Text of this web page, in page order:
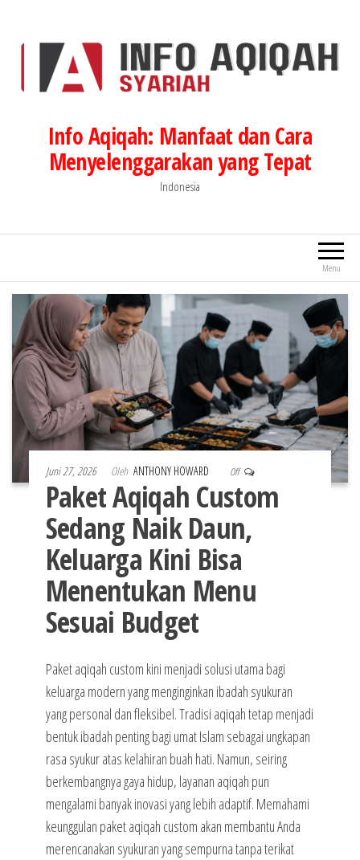
Info Aqiqah: Manfaat dan Cara
Menyelenggarakan yang Tepat
Indonesia
Menu
Juni 27, 2026 Oleh ANTHONY HOWARD Off
Paket Aqiqah Custom
Sedang Naik Daun,
Keluarga Kini Bisa
Menentukan Menu
Sesuai Budget
Paket aqiqah custom kini menjadi solusi utama bagi
keluarga modern yang menginginkan ibadah syukuran
yang personal dan fleksibel. Tradisi aqiqah tetap menjadi
bentuk ibadah penting bagi umat Islam sebagai ungkapan
rasa syukur atas kelahiran buah hati. Namun, seiring
berkembangnya gaya hidup, layanan aqiqah pun
mengalami banyak inovasi yang lebih adaptif. Memahami
keunggulan paket aqiqah custom akan membantu Anda
merencanakan syukuran yang sempurna tanpa terikat